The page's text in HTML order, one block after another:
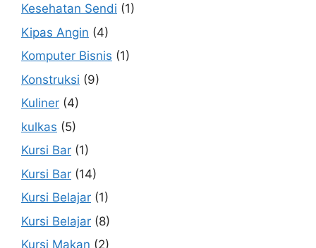
Kesehatan Sendi (1)
Kipas Angin (4)
Komputer Bisnis (1)
Konstruksi (9)
Kuliner (4)
kulkas (5)
Kursi Bar (1)
Kursi Bar (14)
Kursi Belajar (1)
Kursi Belajar (8)
Kursi Makan (2)